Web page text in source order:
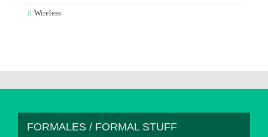
Wireless
FORMALES / FORMAL STUFF